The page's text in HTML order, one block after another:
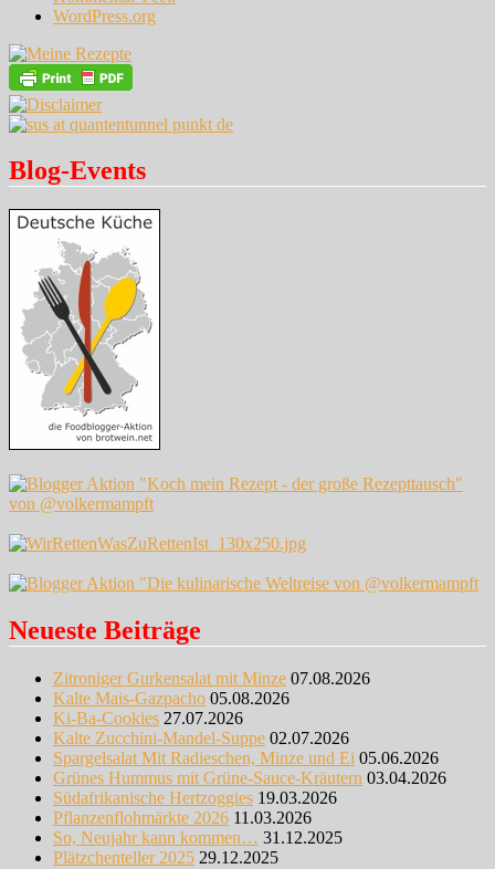
WordPress.org
Blog-Events
Neueste Beiträge
Zitroniger Gurkensalat mit Minze 07.08.2026
Kalte Mais-Gazpacho 05.08.2026
Ki-Ba-Cookies 27.07.2026
Kalte Zucchini-Mandel-Suppe 02.07.2026
Spargelsalat Mit Radieschen, Minze und Ei 05.06.2026
Grünes Hummus mit Grüne-Sauce-Kräutern 03.04.2026
Südafrikanische Hertzoggies 19.03.2026
Pflanzenflohmärkte 2026 11.03.2026
So, Neujahr kann kommen… 31.12.2025
Plätzchenteller 2025 29.12.2025